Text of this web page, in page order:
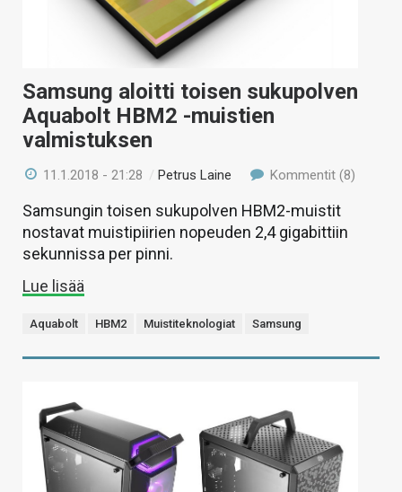
Samsung aloitti toisen sukupolven
Aquabolt HBM2 -muistien
valmistuksen
11.1.2018 - 21:28 /Petrus Laine Kommentit (8)
Samsungin toisen sukupolven HBM2-muistit
nostavat muistipiirien nopeuden 2,4 gigabittiin
sekunnissa per pinni.
Lue lisää
Aquabolt HBM2 Muistiteknologiat Samsung